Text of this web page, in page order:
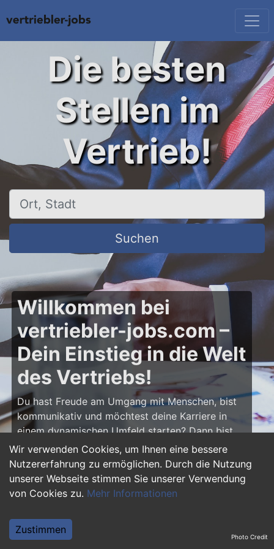
Wir verwenden Cookies, um Ihnen eine bessere
Nutzererfahrung zu ermöglichen. Durch die Nutzung
unserer Webseite stimmen Sie unserer Verwendung
von Cookies zu. Mehr Informationen
Zustimmen
Die besten
Stellen im
Vertrieb!
Ort, Stadt
Suchen
Willkommen bei
vertriebler-jobs.com –
Dein Einstieg in die Welt
des Vertriebs!
Du hast Freude am Umgang mit Menschen, bist
kommunikativ und möchtest deine Karriere in
einem dynamischen Umfeld starten? Dann bist
du aufvertriebler-jobs.comgenau richtig! Hier
findest du zahlreiche Ausbildungsplätze und
Einstiegsjobs im Vertrieb – von klassischen
Vertriebspositionen über Außendienst bis hin zu
Vertriebler und entwickle deine Talente!
Photo Credit